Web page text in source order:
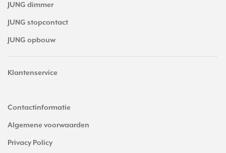
JUNG dimmer
JUNG stopcontact
JUNG opbouw
Klantenservice
Contactinformatie
Algemene voorwaarden
Privacy Policy